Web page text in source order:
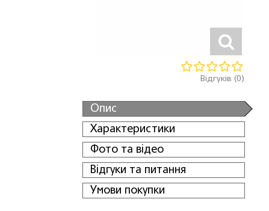
Відгуків (0)
Опис
Характеристики
Фото та відео
Відгуки та питання
Умови покупки